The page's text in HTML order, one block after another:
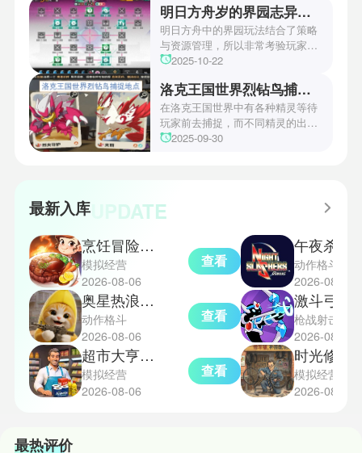
机关破谜范式第四关通关方法，助
玩家们能够顺利通关！有兴趣的玩
家们快来一起看看吧！
明日方舟岁的界园志异攻略
明日方舟中的界园玩法结合了策略
与资源管理，所以非常考验玩家的
操作和规划能力。游戏里拥有先
丰富多样的角色体系足以满足不同
战术需求。电表倒转是界园中的核
心挑战之一，玩家需合理利用通宝
和特殊钱币进行资源转换。明日方
乐趣和探索深度，丰富了玩家的游
2025-10-22
洛克王国世界烈钻鸟捕捉地点
在洛克王国世界中有各种精灵等待
玩家前去捕捉，而不同精灵的出现
地点和捕捉方式也各不相同。有少
2025-09-30
最新入库UPDATE
烹饪冒险国际服
模拟经营
2026-08-06
查看
奥星热浪测试服
动作格斗
2026-08-06
查看
超市大亨中文版
模拟经营
2026-08-06
查看
动作格斗
2026-08-06
激斗弓箭
枪战射击
2026-08-06
时光修车
模拟经营
2026-08-06
最热评价